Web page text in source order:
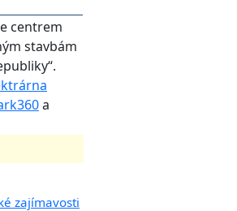
centrem
stavbám
a
zajímavosti